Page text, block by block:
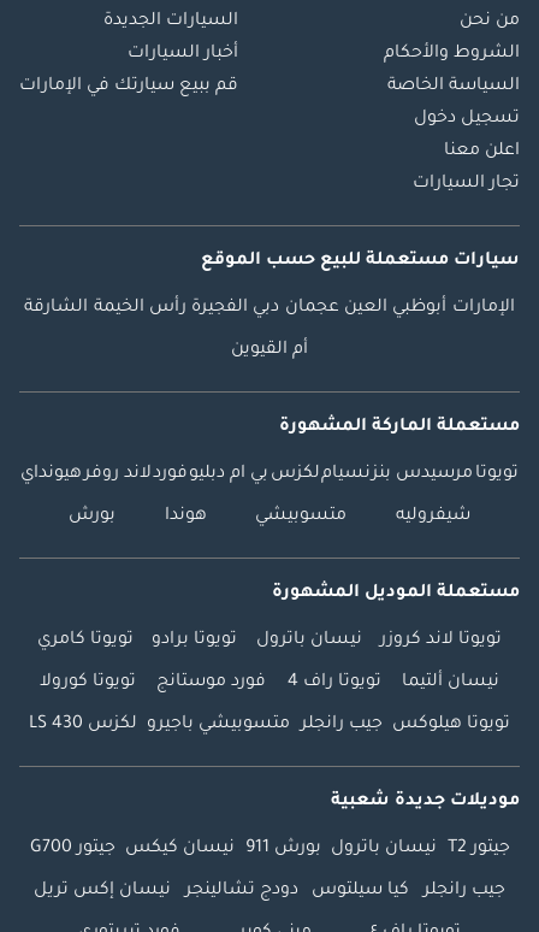
من نحن
الشروط والأحكام
السياسة الخاصة
تسجيل دخول
اعلن معنا
تجار السيارات
السيارات الجديدة
أخبار السيارات
قم ببيع سيارتك في الإمارات
سيارات مستعملة للبيع حسب الموقع
الإمارات أبوظبي العين عجمان دبي الفجيرة رأس الخيمة الشارقة
أم القيوين
مستعملة الماركة المشهورة
تويوتا مرسيدس بنزنسياملكزس بي ام دبليوفوردلاند روفرهيونداي
شيفروليه متسوبيشي هوندا بورش
مستعملة الموديل المشهورة
تويوتا لاند كروزر نيسان باترول تويوتا برادو تويوتا كامري
نيسان ألتيما تويوتا راف 4 فورد موستانج تويوتا كورولا
تويوتا هيلوكس جيب رانجلر متسوبيشي باجيرو لكزس LS 430
موديلات جديدة شعبية
جيتور T2 نيسان باترول بورش 911 نيسان كيكس جيتور G700
جيب رانجلر كيا سيلتوس دودج تشالينجر نيسان إكس تريل